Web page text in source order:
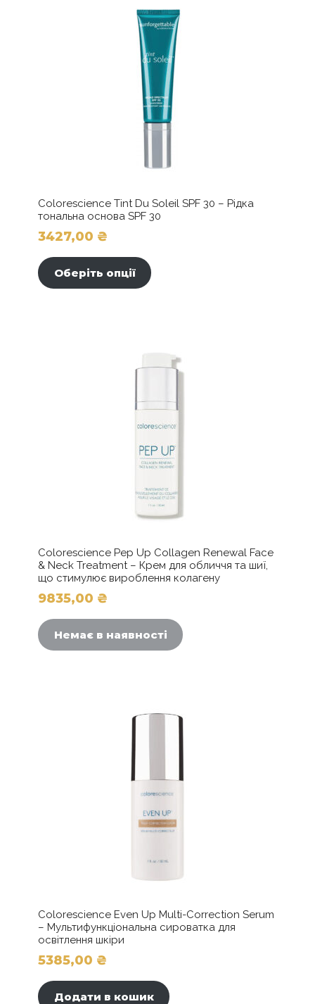
Colorescience Tint Du Soleil SPF 30 – Рідка
тональна основа SPF 30
3427,00 ₴
Оберіть опції
вибрати
товару
Colorescience Pep Up Collagen Renewal Face
& Neck Treatment – Крем для обличчя та шиї,
що стимулює вироблення колагену
9835,00 ₴
Немає в наявності
Colorescience Even Up Multi-Correction Serum
– Мультифункціональна сироватка для
освітлення шкіри
5385,00 ₴
Додати в кошик